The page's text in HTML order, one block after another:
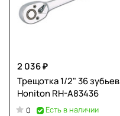
2 036 ₽
Трещотка 1/2" 36 зубьев
Honiton RH-A83436
0 Есть в наличии